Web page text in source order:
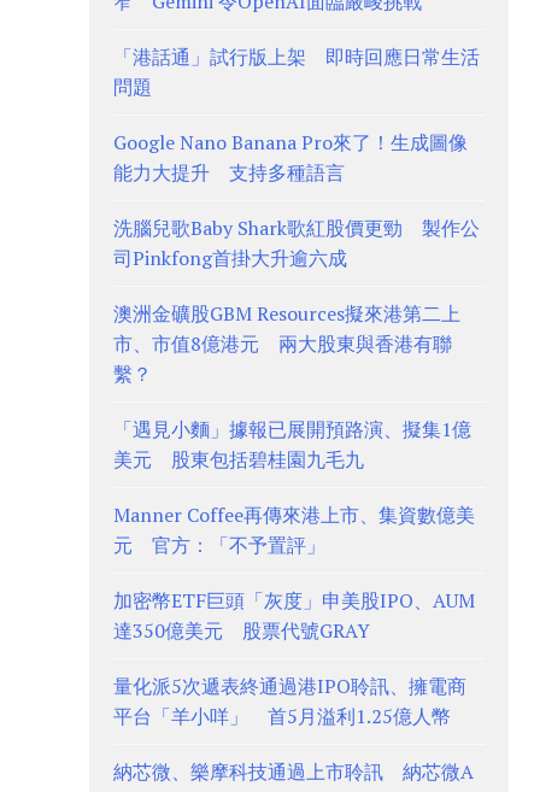
「港話通」試行版上架 即時回應日常生活
問題
Google Nano Banana Pro來了！生成圖像
能力大提升 支持多種語言
洗腦兒歌Baby Shark歌紅股價更勁 製作公
司Pinkfong首掛大升逾六成
澳洲金礦股GBM Resources擬來港第二上
市、市值8億港元 兩大股東與香港有聯
繫？
「遇見小麵」據報已展開預路演、擬集1億
美元 股東包括碧桂園九毛九
Manner Coffee再傳來港上市、集資數億美
元 官方：「不予置評」
加密幣ETF巨頭「灰度」申美股IPO、AUM
達350億美元 股票代號GRAY
量化派5次遞表終通過港IPO聆訊、擁電商
平台「羊小咩」 首5月溢利1.25億人幣
納芯微、樂摩科技通過上市聆訊 納芯微A